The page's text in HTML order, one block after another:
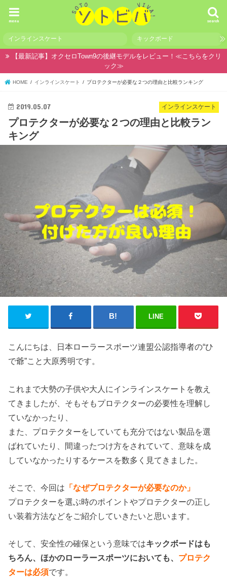
search
menu
インラインスケート キックボード
【最新記事】オクセロTown9の後継モデルをレビュー！≪こちらをクリ
ック≫
HOME インラインスケート プロテクターが必要な２つの理由と比較ランキング
インラインスケート
2019.05.07
プロテクターが必要な２つの理由と比較ラン
キング
LINE
こんにちは、日本ローラースポーツ連盟公認指導者の“ひ
で爺”こと大原秀明です。
これまで大勢の子供や大人にインラインスケートを教え
てきましたが、そもそもプロテクターの必要性を理解し
ていなかったり、
また、プロテクターをしていても充分ではない製品を選
ばれていたり、間違ったつけ方をされていて、意味を成
していなかったりするケースを数多く見てきました。
そこで、今回は 「なぜプロテクターが必要なのか」
プロテクターを選ぶ時のポイントやプロテクターの正し
い装着方法などをご紹介していきたいと思います。
そして、安全性の確保という意味ではキックボードはも
ちろん、ほかのローラースポーツにおいても、 プロテク
ターは必須です。